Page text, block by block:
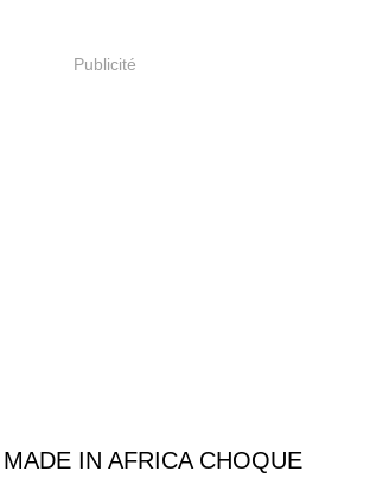
Publicité
IN AFRICA CHOQUE